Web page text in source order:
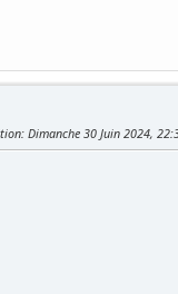
: Dimanche 30 Juin 2024,